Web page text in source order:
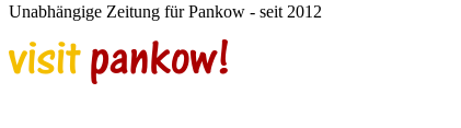
Unabhängige Zeitung für Pankow - seit 2012